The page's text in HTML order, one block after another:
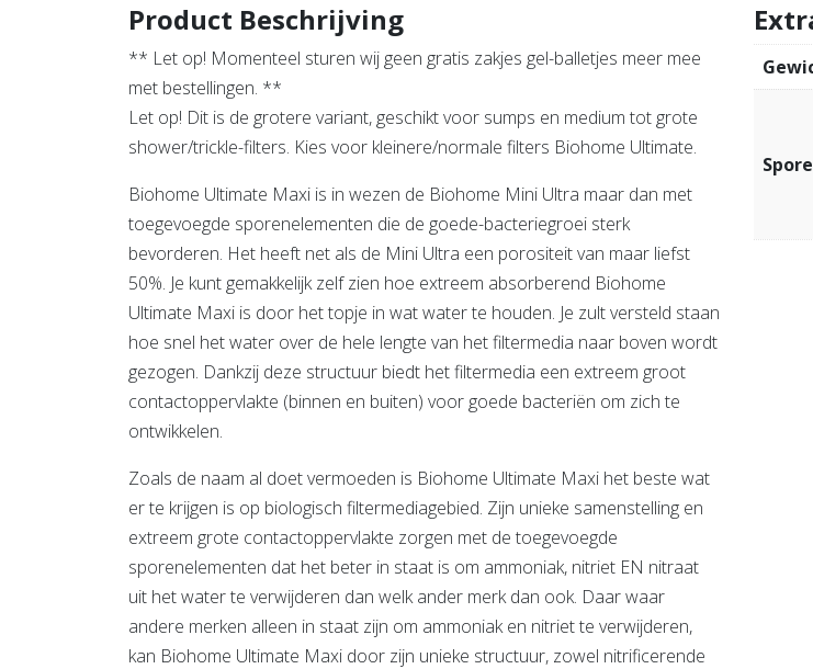
Product Beschrijving
** Let op! Momenteel sturen wij geen gratis zakjes gel-balletjes meer mee
met bestellingen. **
Let op! Dit is de grotere variant, geschikt voor sumps en medium tot grote
shower/trickle-filters. Kies voor kleinere/normale filters Biohome Ultimate.
Biohome Ultimate Maxi is in wezen de Biohome Mini Ultra maar dan met
toegevoegde sporenelementen die de goede-bacteriegroei sterk
bevorderen. Het heeft net als de Mini Ultra een porositeit van maar liefst
50%. Je kunt gemakkelijk zelf zien hoe extreem absorberend Biohome
Ultimate Maxi is door het topje in wat water te houden. Je zult versteld staan
hoe snel het water over de hele lengte van het filtermedia naar boven wordt
gezogen. Dankzij deze structuur biedt het filtermedia een extreem groot
contactoppervlakte (binnen en buiten) voor goede bacteriën om zich te
ontwikkelen.
Zoals de naam al doet vermoeden is Biohome Ultimate Maxi het beste wat
er te krijgen is op biologisch filtermediagebied. Zijn unieke samenstelling en
extreem grote contactoppervlakte zorgen met de toegevoegde
sporenelementen dat het beter in staat is om ammoniak, nitriet EN nitraat
uit het water te verwijderen dan welk ander merk dan ook. Daar waar
andere merken alleen in staat zijn om ammoniak en nitriet te verwijderen,
kan Biohome Ultimate Maxi door zijn unieke structuur, zowel nitrificerende